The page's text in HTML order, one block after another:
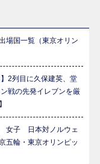
国一覧（東京オリン
2列目に久保建英、堂
戦の先発イレブンを厳
女子 日本対ノルウェ
五輪・東京オリンピッ